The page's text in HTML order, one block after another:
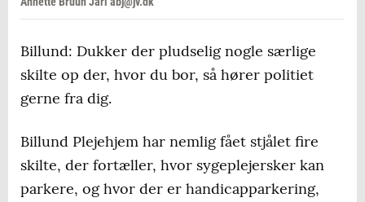
Billund: Dukker der pludselig nogle særlige
skilte op der, hvor du bor, så hører politiet
gerne fra dig.
Billund Plejehjem har nemlig fået stjålet fire
skilte, der fortæller, hvor sygeplejersker kan
parkere, og hvor der er handicapparkering,